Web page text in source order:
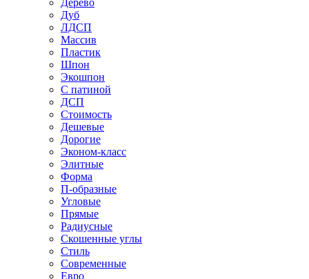
Дерево
Дуб
ЛДСП
Массив
Пластик
Шпон
Экошпон
С патиной
ДСП
Стоимость
Дешевые
Дорогие
Эконом-класс
Элитные
Форма
П-образные
Угловые
Прямые
Радиусные
Скошенные углы
Стиль
Современные
Евро